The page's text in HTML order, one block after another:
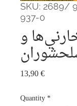
SKU: 2689/
937-0
و
13,90 €Price
Quantity*